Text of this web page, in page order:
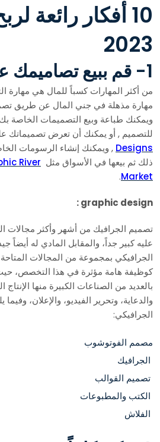
10 أفكار رائعة
2023
1- قم ببيع تصاميمك عبر الإنترنت
من أكثر المهارات كسباً للمال هي مهارة
مهارة مذهلة في جني المال عن طريق
ويمكنك طباعة وبيع التصميمات الخاصة
للتصميم , أو يمكنك أن تعرض تصميماتك
Designs , ويمكنك إنشاء الرسومات
ذلك ثم بيعها في الأسواق مثل River
Market
.
graphic design :
تصميم الجرافيك من أشهر وأكثر مجالات
عليه كبير جداً، والمقابل المادي له أيضاً
الجرافيكي بمجموعة من المجالات المتاحة
كوظيفة هامة مؤثرة في هذا التخصص،
بالعديد من الصناعات الكبيرة منها الإنتاج
والدعاية، وتحرير الفيديو، والإعلان،
الجرافيكي:
مصمم الفوتوشوب
الجرافيك
تصميم القوالب
الكتب والمطبوعات
الفلاش